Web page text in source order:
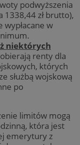
podwyższenia
zł brutto),
w
niektórych
renty dla
których
służbą wojskową
po
limitów mogą
która jest
emerytury z